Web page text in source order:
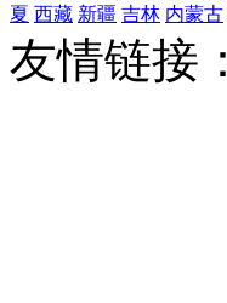
夏 西藏 新疆 吉林 内蒙古
友情链接：